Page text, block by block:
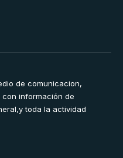
de comunicacion,
información de
toda la actividad